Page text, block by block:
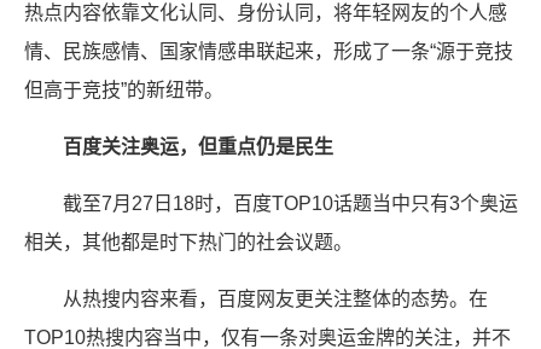
热点内容依靠文化认同、身份认同，将年轻网友的个人感
情、民族感情、国家情感串联起来，形成了一条“源于竞技
但高于竞技”的新纽带。
百度关注奥运，但重点仍是民生
截至7月27日18时，百度TOP10话题当中只有3个奥运
相关，其他都是时下热门的社会议题。
从热搜内容来看，百度网友更关注整体的态势。在
TOP10热搜内容当中，仅有一条对奥运金牌的关注，并不